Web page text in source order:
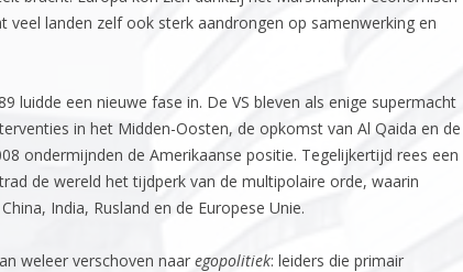
veel landen zelf ook sterk aandrongen op samenwerking en
luidde een nieuwe fase in. De VS bleven als enige supermacht
in het Midden-Oosten, de opkomst van Al Qaida en de
ondermijnden de Amerikaanse positie. Tegelijkertijd rees een
de wereld het tijdperk van de multipolaire orde, waarin
India, Rusland en de Europese Unie.
weleer verschoven naar egopolitiek: leiders die primair